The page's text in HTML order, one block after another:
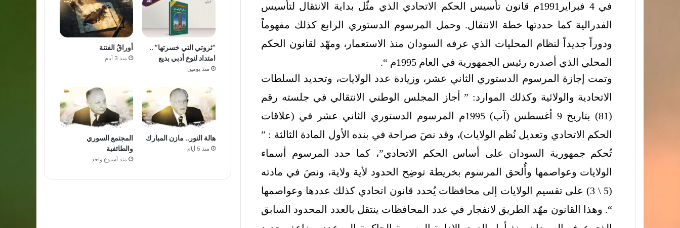
في 4 فبراير1991م قانون تأسيس الحكم الاتحادي الذي مثّل بداية الانتقال لتأسيس
الفدرالية كما حددتها خطة الانتقال. وحمل المرسوم الدستوري الرابع كذلك مفهوماً
ودوراً جديداً لنظام المحليات الذي عرفه السودان منذ الاستعمار، ومهّد لقانون الحكم
المحلي الذي أصدره رئيس الجمهورية في العام 1995م “.
وتمت إجازة المرسوم الدستوري الثاني عشر، وزيادة عدد الولايات، وتحديد السلطات
الاتحادية والولائية وكذلك الموارد: ” أجاز المجلس الوطني الانتقالي في جلسته رقم
(81) بتاريخ 9 أغسطس (آب) 1995م المرسوم الدستوري الثاني عشر في (علاقات
الحكم الاتحادي وتعديل نُظم الولايات)، وقد نصَ صراحة في بنده الأول المادة الثالثة : ”
تُحكم جمهورية السودان على أساس الحكم الاتحادي”، كما حدد المرسوم أسماء
الولايات وعواصمها وأُلحق المرسوم بخريطة توضِح الحدود لأية ولاية، ونصَ في مادته
(5 \ 3) على تقسيم الولايات إلى محافظات يُحدد قانون اتحادي كذلك عددها وعواصمها
“. وهذا القانون مهّد الطريق لانفجار في عدد المحافظات ينتقل بالعدد المحدود السابق
“ثروتي التي خسرتها” ..
امتداد لنوع أدبي بديع
منذ يومين
أوراقُ الفتنة
منذ 3 أيام
هالة النور.. مازن المبارك
منذ 5 أيام
المجتمع السوري
والطائفية
منذ أسبوع واحد